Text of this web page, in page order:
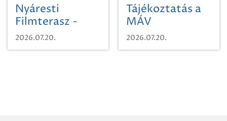
Nyáresti
Filmterasz -
Beugró a
Paradicsomba
2026.07.20.
Tájékoztatás a
MÁV
Pályaműködtetési
Zrt. Területi
2026.07.20.